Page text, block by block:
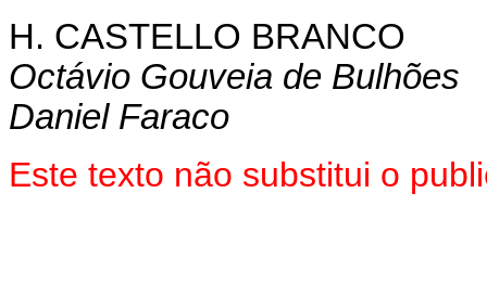
H. CASTELLO BRANCO
Octávio Gouveia de Bulhões
Daniel Faraco
Este texto não substitui o